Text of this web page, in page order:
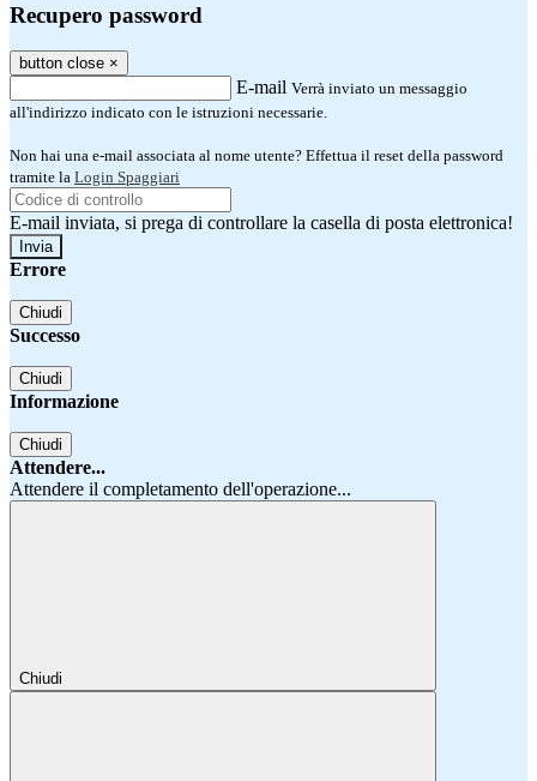
Recupero password
button close ×
E-mail Verrà inviato un messaggio
all'indirizzo indicato con le istruzioni necessarie.
Non hai una e-mail associata al nome utente? Effettua il reset della password
tramite la Login Spaggiari
E-mail inviata, si prega di controllare la casella di posta elettronica!
Errore
Chiudi
Successo
Chiudi
Informazione
Chiudi
Attendere...
Attendere il completamento dell'operazione...
Chiudi